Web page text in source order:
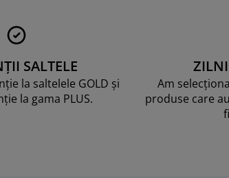
SALTELE
la saltelele GOLD și
la gama PLUS.
Am
produse care